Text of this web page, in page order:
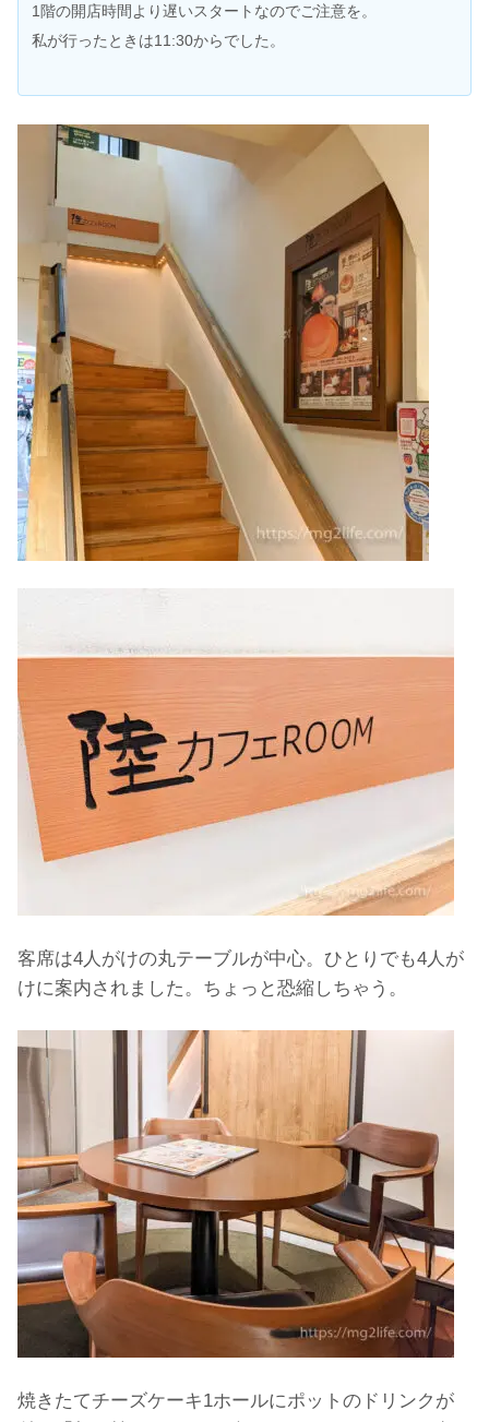
1階の開店時間より遅いスタートなのでご注意を。
私が行ったときは11:30からでした。
客席は4人がけの丸テーブルが中心。ひとりでも4人が
けに案内されました。ちょっと恐縮しちゃう。
焼きたてチーズケーキ1ホールにポットのドリンクが